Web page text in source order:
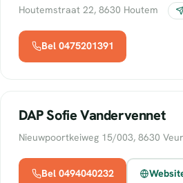
Houtemstraat 22, 8630 Houtem
Bel 0475201391
DAP Sofie Vandervennet
Nieuwpoortkeiweg 15/003, 8630
Bel 0494040232